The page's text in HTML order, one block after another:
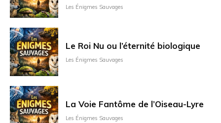
Les Énigmes Sauvages
Le Roi Nu ou l’éternité biologique
Les Énigmes Sauvages
La Voie Fantôme de l’Oiseau-Lyre
Les Énigmes Sauvages